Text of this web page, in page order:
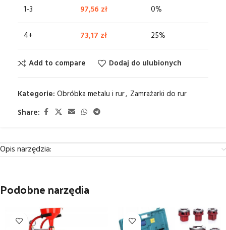
1-3 97,56 zł 0%
4+ 73,17 zł 25%
Add to compare Dodaj do ulubionych
Kategorie: Obróbka metalu i rur, Zamrażarki do rur
Share:
Opis narzędzia:
Podobne narzędia